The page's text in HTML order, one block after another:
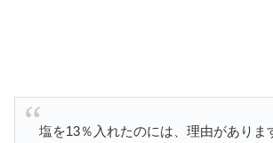
塩を13％入れたのには、理由がありま